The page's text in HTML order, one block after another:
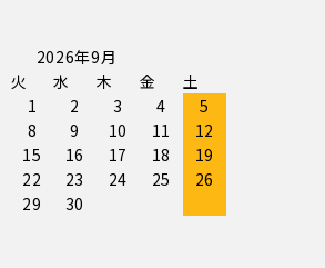
2026年9月
火 水 木 金
土
1
2 3 4
5
8 9 10 11
12
15 16 17 18
19
22 23 24 25
26
29
30